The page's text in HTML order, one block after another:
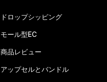
ドロップシッピング
モール型EC
商品レビュー
アップセルとバンドル